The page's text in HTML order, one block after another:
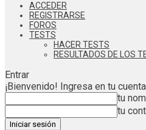
ACCEDER
REGISTRARSE
FOROS
TESTS
HACER TESTS
RESULTADOS DE LOS
Entrar
¡Bienvenido! Ingresa en tu cuenta
tu
tu